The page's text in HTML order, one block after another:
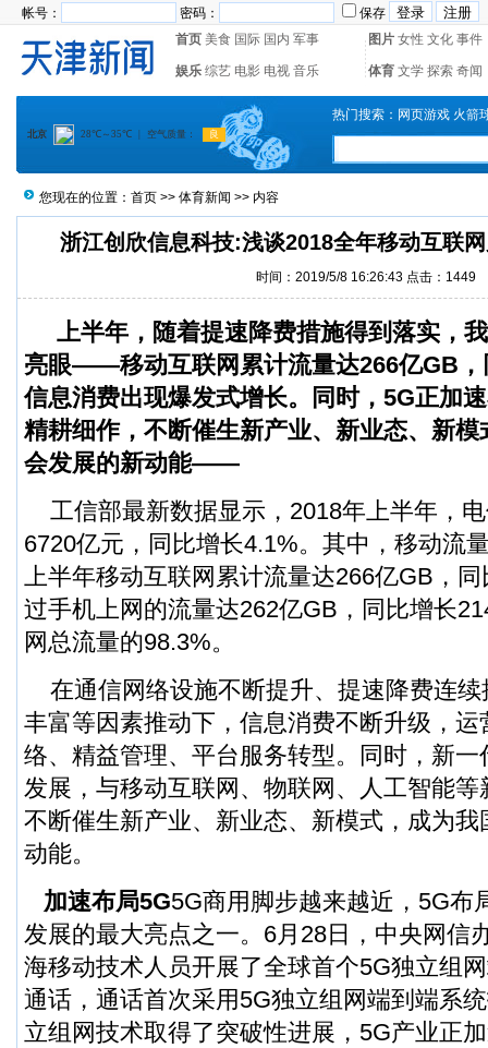
帐号： 密码：
保存
首页 美食 国际 国内 军事 图片 女性 文化 事件
娱乐 综艺 电影 电视 音乐 体育 文学 探索 奇闻
热门搜索： 网页游戏 火箭
您现在的位置： 首页 >> 体育新闻 >> 内容
浙江创欣信息科技:浅谈2018全年移动互联
时间：2019/5/8 16:26:43 点击：1449
上半年，随着提速降费措施得到落实，
亮眼——移动互联网累计流量达266亿GB
信息消费出现爆发式增长。同时， 5G正加
精耕细作，不断催生新产业、新业态、新
会发展的新动能——
工信部最新数据显示，2018年上半年，
6720亿元，同比增长4.1%。其中，移动
上半年移动互联网累计流量达266亿GB，
过手机上网的流量达262亿GB，同比增长
网总流量的98.3%。
在通信网络设施不断提升、提速降费连续
丰富等因素推动下，信息消费不断升级，
络、精益管理、平台服务转型。同时，新
发展，与移动互联网、物联网、人工智能
不断催生新产业、新业态、新模式，成为
动能。
加速布局5G5G商用脚步越来越近，5G布
发展的最大亮点之一。6月28日，中央网信
海移动技术人员开展了全球首个5G独立组
通话，通话首次采用5G独立组网端到端系
立组网技术取得了突破性进展，5G产业正